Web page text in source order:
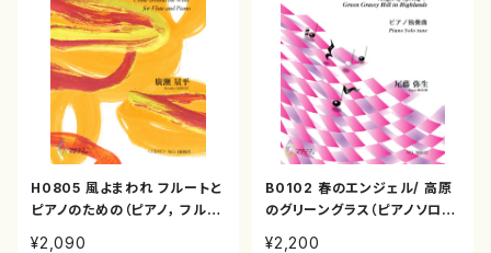
H0805 風よまわれ フルートと
ピアノのための（ピアノ， フルー
¥2,090
B0102 春のエンジェル/ 高原
のグリーングラス（ピアノソロ/
¥2,200